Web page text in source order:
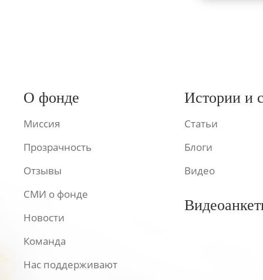
О фонде
Миссия
Прозрачность
Отзывы
СМИ о фонде
Новости
Команда
Нас поддерживают
Истории и
Статьи
Блоги
Видео